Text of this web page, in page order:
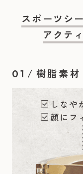
スポーツシ
アクテ
01 / 樹脂素材